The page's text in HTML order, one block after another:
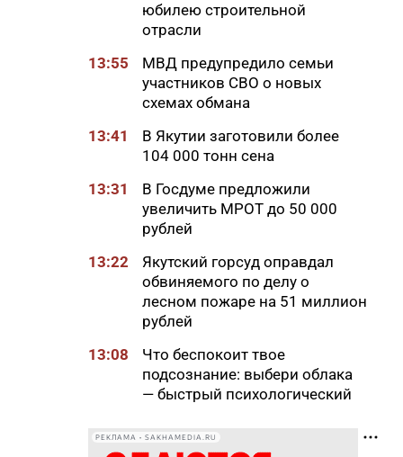
юбилею строительной
отрасли
13:55
МВД предупредило семьи
участников СВО о новых
схемах обмана
13:41
В Якутии заготовили более
104 000 тонн сена
13:31
В Госдуме предложили
увеличить МРОТ до 50 000
рублей
13:22
Якутский горсуд оправдал
обвиняемого по делу о
лесном пожаре на 51 миллион
рублей
13:08
Что беспокоит твое
подсознание: выбери облака
— быстрый психологический
12:52
В Кобяйском районе
РЕКЛАМА • SAKHAMEDIA.RU